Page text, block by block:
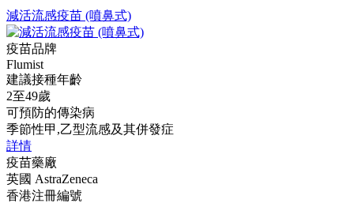
減活流感疫苗 (噴鼻式)
疫苗品牌
Flumist
建議接種年齡
2至49歲
可預防的傳染病
季節性甲,乙型流感及其併發症
詳情
疫苗藥廠
英國 AstraZeneca
香港注冊編號